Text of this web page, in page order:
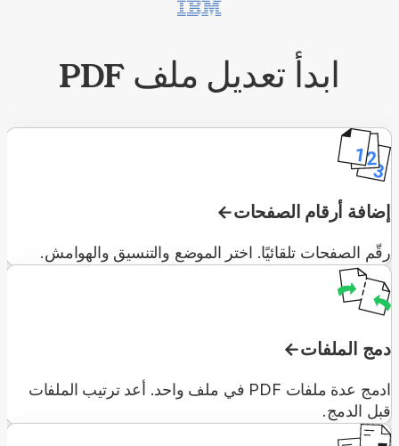
ابدأ تعديل ملف PDF
إضافة أرقام الصفحات
رقّم الصفحات تلقائيًا. اختر الموضع والتنسيق والهوامش.
دمج الملفات
ادمج عدة ملفات PDF في ملف واحد. أعد ترتيب الملفات
قبل الدمج.